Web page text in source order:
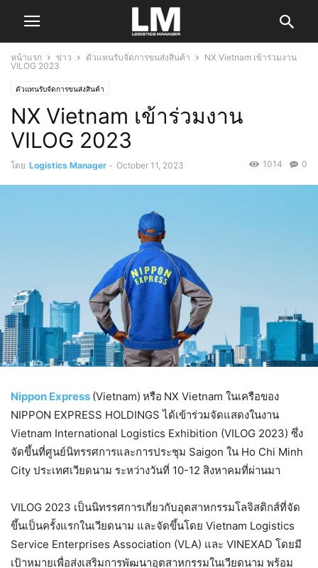
หน้าแรก ข่าว ตัวแทนรับจัดการขนส่งสินค้า
NX Vietnam เข้าร่วมงาน
VILOG 2023
ตัวแทนรับจัดการขนส่งสินค้า
NX Vietnam เข้าร่วมงาน
VILOG 2023
โดย Logistics Manager - October 11, 2023 0
1014
Nippon Express (Vietnam) หรือ NX Vietnam ในเครือของ
NIPPON EXPRESS HOLDINGS ได้เข้าร่วมจัดแสดงในงาน
Vietnam International Logistics Exhibition (VILOG 2023) ซึ่ง
จัดขึ้นที่ศูนย์นิทรรศการและการประชุม Saigon ใน Ho Chi Minh
City ประเทศเวียดนาม ระหว่างวันที่ 10-12 สิงหาคมที่ผ่านมา
VILOG 2023 เป็นนิทรรศการเกี่ยวกับอุตสาหกรรมโลจิสติกส์ที่จัด
ขึ้นเป็นครั้งแรกในเวียดนาม และจัดขึ้นโดย Vietnam Logistics
Service Enterprises Association (VLA) และ VINEXAD โดยมี
เป้าหมายเพื่อส่งเสริมการพัฒนาอุตสาหกรรมในเวียดนาม พร้อม